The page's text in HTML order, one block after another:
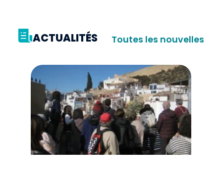
ACTUALITÉS Toutes les nouvelles